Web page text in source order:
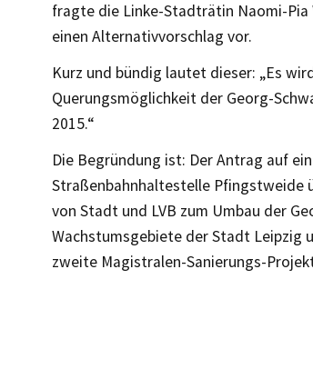
fragte die Linke-Stadträtin Naomi-
einen Alternativvorschlag vor.
Kurz und bündig lautet dieser: „Es
Querungsmöglichkeit der Georg-
2015.“
Die Begründung ist: Der Antrag auf
Straßenbahnhaltestelle Pfingstweide
von Stadt und LVB zum Umbau der
Wachstumsgebiete der Stadt Leipzig
zweite Magistralen-Sanierungs-